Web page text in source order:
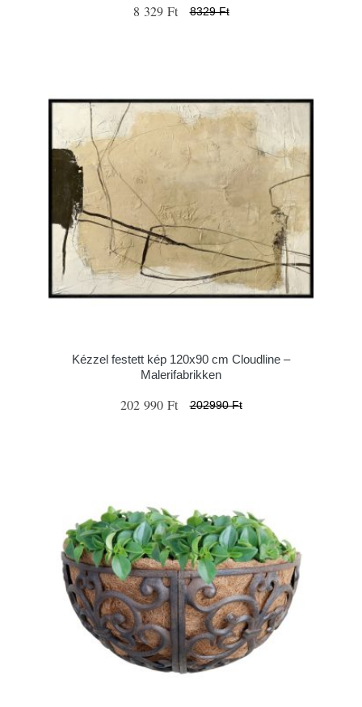
8 329 Ft 8329 Ft
Kézzel festett kép 120x90 cm Cloudline –
Malerifabrikken
202 990 Ft 202990 Ft